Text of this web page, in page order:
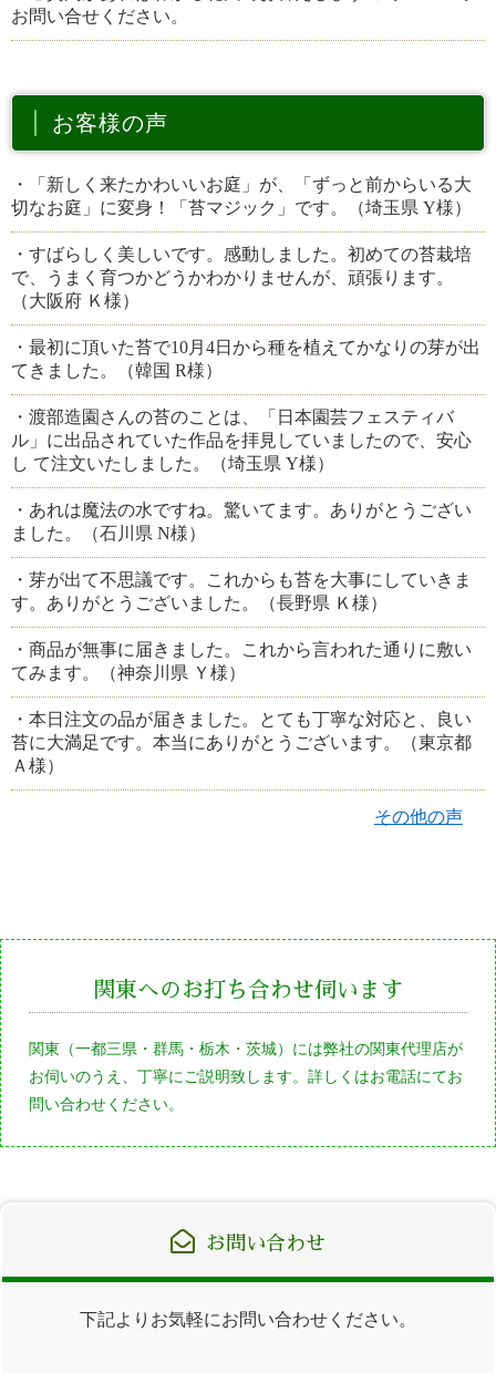
お問い合せください。
お客様の声
・「新しく来たかわいいお庭」が、「ずっと前からいる大
切なお庭」に変身！「苔マジック」です。（埼玉県 Y様）
・すばらしく美しいです。感動しました。初めての苔栽培
で、うまく育つかどうかわかりませんが、頑張ります。
（大阪府 Ｋ様）
・最初に頂いた苔で10月4日から種を植えてかなりの芽が出
てきました。（韓国 R様）
・渡部造園さんの苔のことは、「日本園芸フェスティバ
ル」に出品されていた作品を拝見していましたので、安心
し て注文いたしました。（埼玉県 Y様）
・あれは魔法の水ですね。驚いてます。ありがとうござい
ました。（石川県 N様）
・芽が出て不思議です。これからも苔を大事にしていきま
す。ありがとうございました。（長野県 Ｋ様）
・商品が無事に届きました。これから言われた通りに敷い
てみます。（神奈川県 Ｙ様）
・本日注文の品が届きました。とても丁寧な対応と、良い
苔に大満足です。本当にありがとうございます。（東京都
Ａ様）
その他の声
関東へのお打ち合わせ伺います
関東（一都三県・群馬・栃木・茨城）には弊社の関東代理店が
お伺いのうえ、丁寧にご説明致します。詳しくはお電話にてお
問い合わせください。
お問い合わせ
下記よりお気軽にお問い合わせください。